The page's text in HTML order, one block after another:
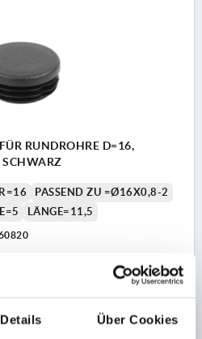
Details Über Cookies
RUNDROHRE D=16,
SCHWARZ
PASSEND ZU =Ø16X0,8-2
LÄNGE=11,5
DETAILS